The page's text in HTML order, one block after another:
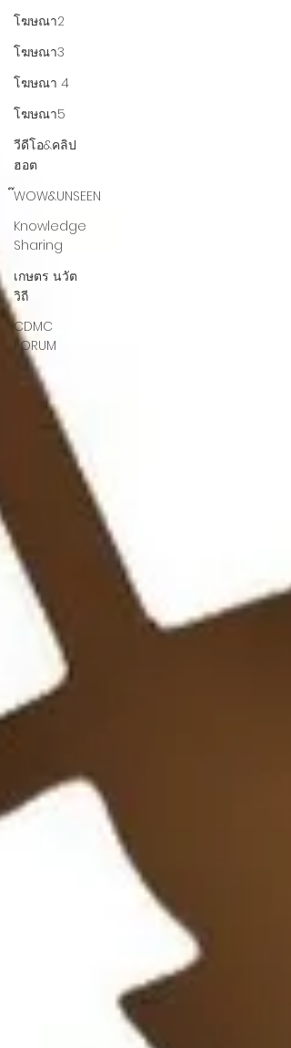
โฆษณา2
โฆษณา3
โฆษณา 4
โฆษณา5
วีดีโอ&คลิป
ฮอต
๊WOW&UNSEEN
Knowledge
Sharing
เกษตร นวัต
วิถี
CDMC
FORUM